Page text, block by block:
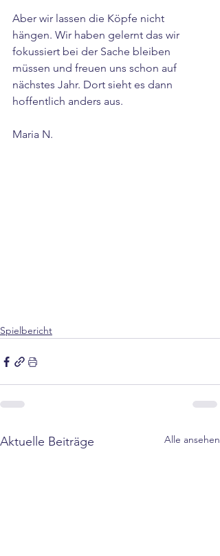
Aber wir lassen die Köpfe nicht
hängen. Wir haben gelernt das wir
fokussiert bei der Sache bleiben
müssen und freuen uns schon auf
nächstes Jahr. Dort sieht es dann
hoffentlich anders aus.
Maria N.
Spielbericht
Aktuelle Beiträge Alle ansehen